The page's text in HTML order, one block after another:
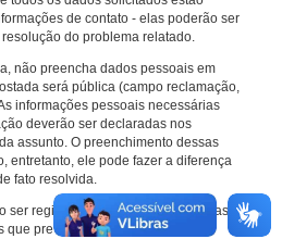
de contato - elas poderão ser
do problema relatado.
não preencha dados pessoais em
será pública (campo reclamação,
informações pessoais necessárias
deverão ser declaradas nos
assunto. O preenchimento dessas
entretanto, ele pode fazer a diferença
fato resolvida.
ser registradas em face de empresas
previamente assumiram